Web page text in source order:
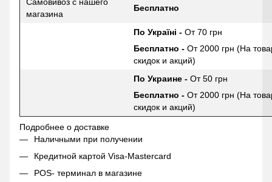
магазина
Бесплатно
По Україні - От 70 грн
Бесплатно - От 2000 грн (На
скидок и акций)
По Украине - От 50 грн
Бесплатно - От 2000 грн (На
скидок и акций)
Подробнее о доставке
Наличными при получении
Кредитной картой Visa-Mastercard
POS- терминал в магазине